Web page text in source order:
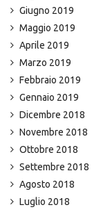
Giugno 2019
Maggio 2019
Aprile 2019
Marzo 2019
Febbraio 2019
Gennaio 2019
Dicembre 2018
Novembre 2018
Ottobre 2018
Settembre 2018
Agosto 2018
Luglio 2018